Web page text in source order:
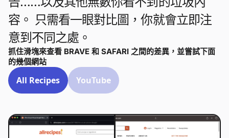
容。 只需看一眼對比圖，你就會立即注
意到不同之處。
抓住滑塊來查看 BRAVE 和 SAFARI 之間的差異，並嘗試下面
的幾個網站
All Recipes YouTube